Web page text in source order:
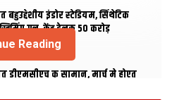
इंडोर स्‍टेडि‍यम, सिंथेटिक
पुल, केंद्र देलक 50 करोड़
डीएमसीएच क सामान, मार्च मे होएत
Reading